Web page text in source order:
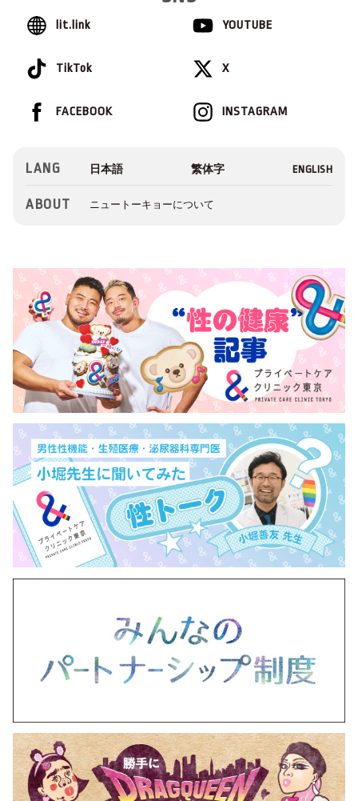
lit.link YOUTUBE
TikTok X
INSTAGRAM
FACEBOOK
LANG
ABOUT ニュートーキョーについて